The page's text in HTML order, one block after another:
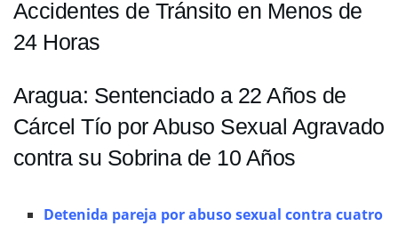
Accidentes de Tránsito en Menos de
24 Horas
Aragua: Sentenciado a 22 Años de
Cárcel Tío por Abuso Sexual Agravado
contra su Sobrina de 10 Años
Detenida pareja por abuso sexual contra cuatro